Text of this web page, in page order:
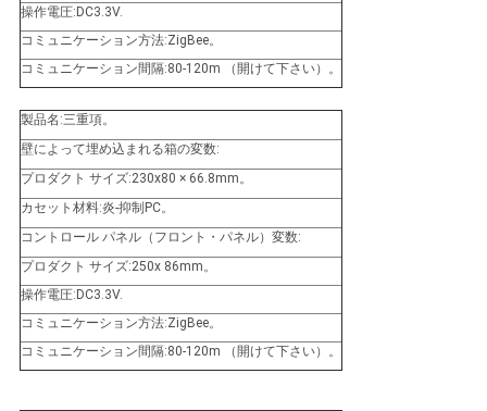
操作電圧:DC3.3V.
コミュニケーション方法:ZigBee。
コミュニケーション間隔:80-120m （開けて下さい）。
製品名:三重項。
壁によって埋め込まれる箱の変数:
プロダクト サイズ:230x80 × 66.8mm。
カセット材料:炎-抑制PC。
コントロール パネル（フロント・パネル）変数:
プロダクト サイズ:250x 86mm。
操作電圧:DC3.3V.
コミュニケーション方法:ZigBee。
コミュニケーション間隔:80-120m （開けて下さい）。